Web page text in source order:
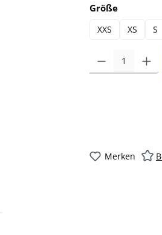
Größe
XXS XS S
Produkt
Merken